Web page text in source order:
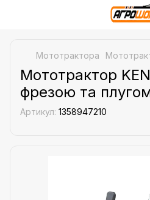
Мототрактора
Мототрактор
фрезою та
Артикул: 1358947210